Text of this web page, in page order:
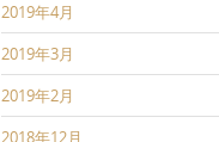
2019年4月
2019年3月
2019年2月
2018年12月